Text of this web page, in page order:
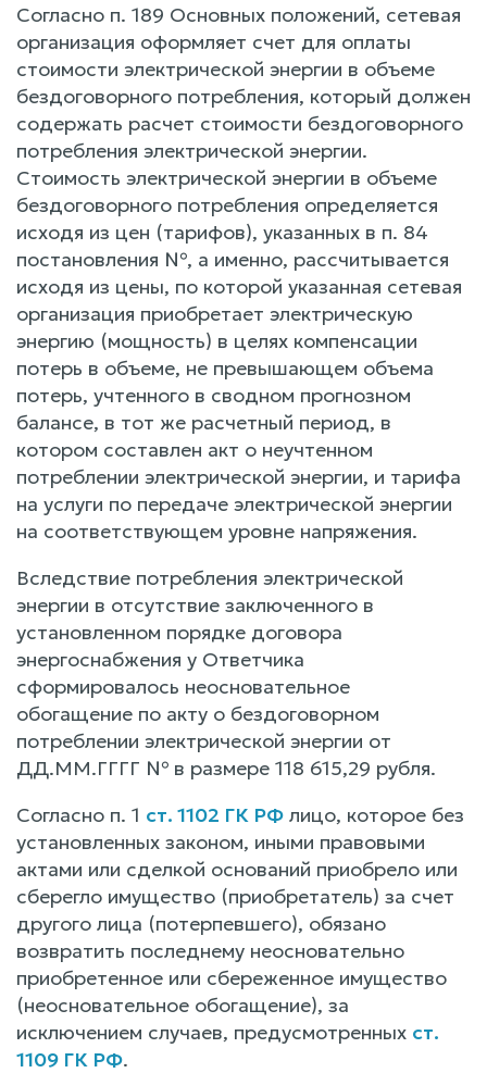
Согласно п. 189 Основных положений, сетевая
организация оформляет счет для оплаты
стоимости электрической энергии в объеме
бездоговорного потребления, который должен
содержать расчет стоимости бездоговорного
потребления электрической энергии.
Стоимость электрической энергии в объеме
бездоговорного потребления определяется
исходя из цен (тарифов), указанных в п. 84
постановления №, а именно, рассчитывается
исходя из цены, по которой указанная сетевая
организация приобретает электрическую
энергию (мощность) в целях компенсации
потерь в объеме, не превышающем объема
потерь, учтенного в сводном прогнозном
балансе, в тот же расчетный период, в
котором составлен акт о неучтенном
потреблении электрической энергии, и тарифа
на услуги по передаче электрической энергии
на соответствующем уровне напряжения.
Вследствие потребления электрической
энергии в отсутствие заключенного в
установленном порядке договора
энергоснабжения у Ответчика
сформировалось неосновательное
обогащение по акту о бездоговорном
потреблении электрической энергии от
ДД.ММ.ГГГГ № в размере 118 615,29 рубля.
Согласно п. 1 ст. 1102 ГК РФ лицо, которое без
установленных законом, иными правовыми
актами или сделкой оснований приобрело или
сберегло имущество (приобретатель) за счет
другого лица (потерпевшего), обязано
возвратить последнему неосновательно
приобретенное или сбереженное имущество
(неосновательное обогащение), за
исключением случаев, предусмотренных ст.
1109 ГК РФ.